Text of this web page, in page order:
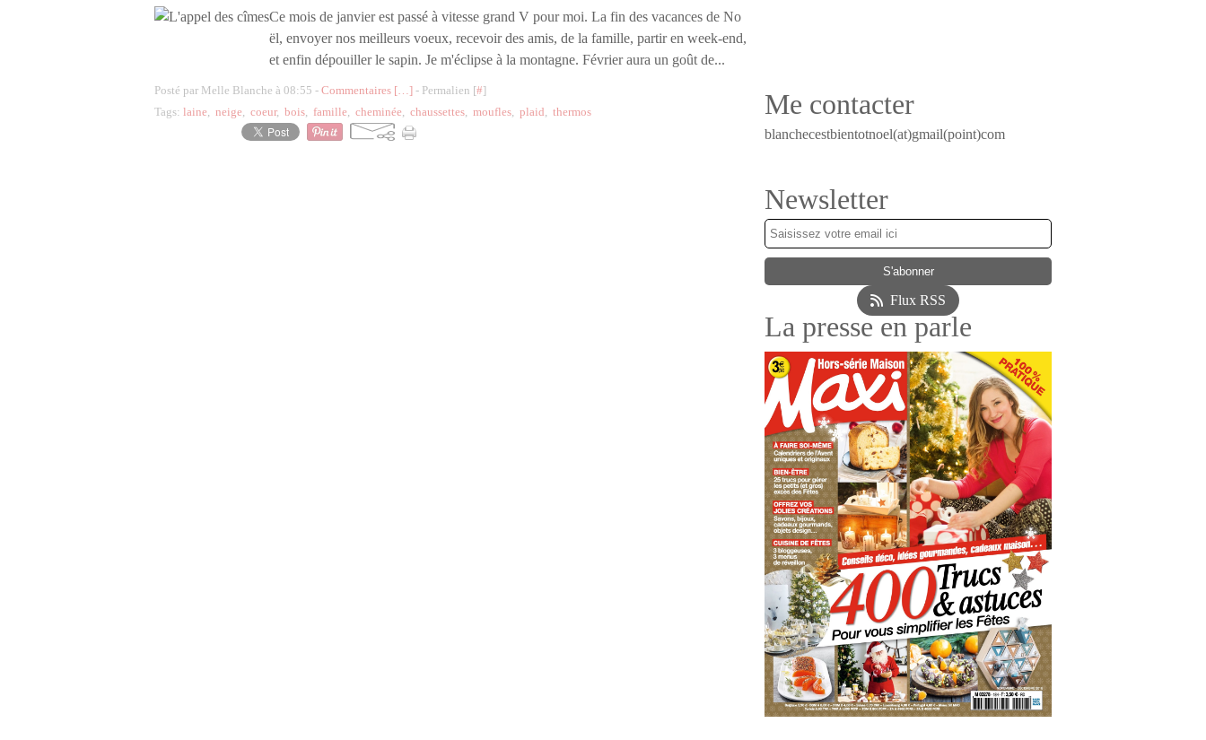
Ce mois de janvier est passé à vitesse grand V pour moi. La fin des vacances de No
ël, envoyer nos meilleurs voeux, recevoir des amis, de la famille, partir en week-end,
et enfin dépouiller le sapin. Je m'éclipse à la montagne. Février aura un goût de...
Posté par Melle Blanche à 08:55 - Commentaires […] - Permalien [#]
Tags: laine, neige, coeur, bois, famille, cheminée, chaussettes, moufles, plaid, thermos Me contacter
blanchecestbientotnoel(at)gmail(point)com
Newsletter
Flux RSS
La presse en parle